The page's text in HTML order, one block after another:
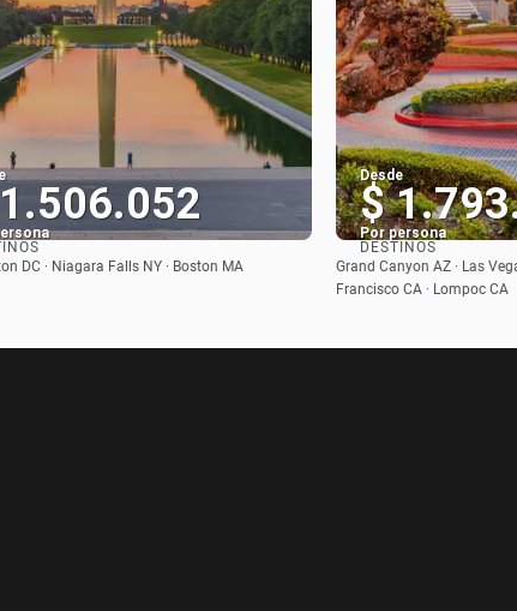
Ver
DC · Niagara Falls NY · Boston MA
Desde
$
Por persona
DESTINOS
Grand Canyon AZ · Las
Francisco CA · Lompoc CA